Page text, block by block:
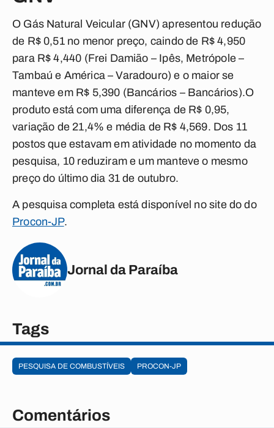
O Gás Natural Veicular (GNV) apresentou redução
de R$ 0,51 no menor preço, caindo de R$ 4,950
para R$ 4,440 (Frei Damião – Ipês, Metrópole –
Tambaú e América – Varadouro) e o maior se
manteve em R$ 5,390 (Bancários – Bancários).O
produto está com uma diferença de R$ 0,95,
variação de 21,4% e média de R$ 4,569. Dos 11
postos que estavam em atividade no momento da
pesquisa, 10 reduziram e um manteve o mesmo
preço do último dia 31 de outubro.
A pesquisa completa está disponível no site do do
Procon-JP.
Jornal da Paraíba
Tags
PESQUISA DE COMBUSTÍVEIS PROCON-JP
Comentários